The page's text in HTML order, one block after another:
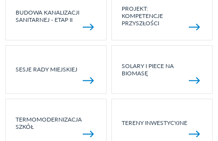
BUDOWA KANALIZACJI
SANITARNEJ - ETAP II
PROJEKT:
KOMPETENCJE
PRZYSZŁOŚCI
SESJE RADY MIEJSKIEJ
SOLARY I PIECE NA
BIOMASĘ
TERMOMODERNIZACJA
SZKÓŁ
TERENY INWESTYCYJNE